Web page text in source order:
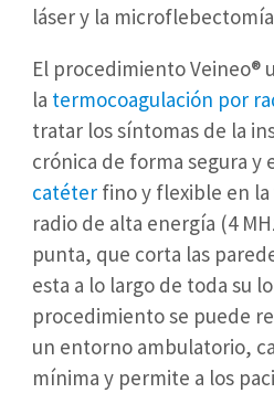
láser y la
El procedimiento Veineo®
la termocoagulación por
tratar los síntomas de la
crónica de forma segura y
catéterfino y flexible en la
radio de alta energía (4
punta, que corta las
esta a lo largo de toda su
procedimiento se puede
un entorno ambulatorio,
mínima y permite a los